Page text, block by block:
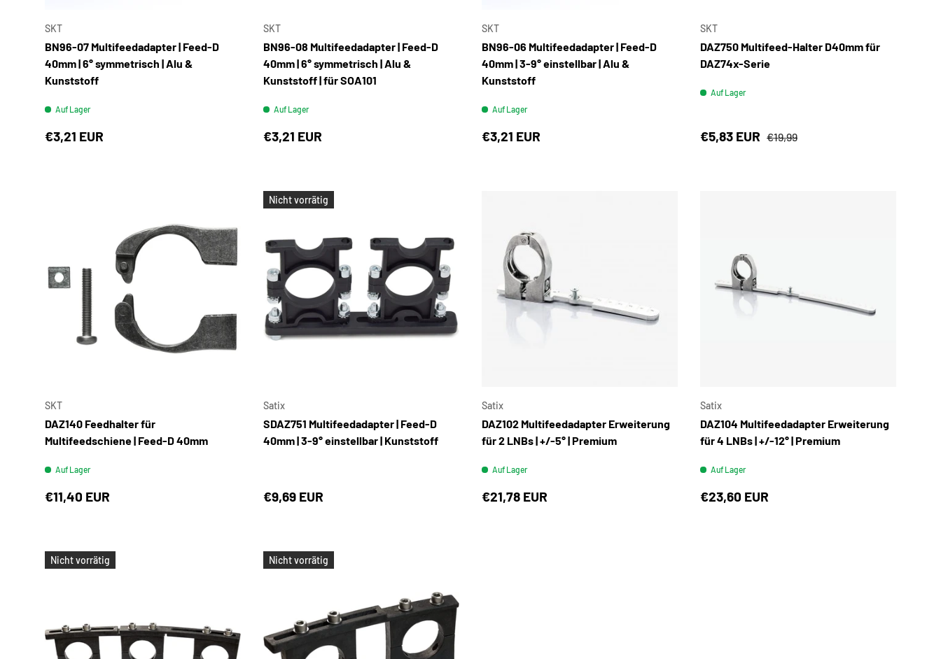
SKT
BN96-07 Multifeedadapter | Feed-D
40mm | 6° symmetrisch | Alu &
Kunststoff
Auf Lager
€3,21 EUR
SKT
BN96-08 Multifeedadapter | Feed-D
40mm | 6° symmetrisch | Alu &
Kunststoff | für SOA101
Auf Lager
€3,21 EUR
SKT
BN96-06 Multifeedadapter | Feed-D
40mm | 3-9° einstellbar | Alu &
Kunststoff
Auf Lager
€3,21 EUR
SKT
DAZ750 Multifeed-Halter D40mm für
DAZ74x-Serie
Auf Lager
€5,83 EUR €19,99
SKT
DAZ140 Feedhalter für
Multifeedschiene | Feed-D 40mm
Auf Lager
€11,40 EUR
Nicht vorrätig
Satix
SDAZ751 Multifeedadapter | Feed-D
40mm | 3-9° einstellbar | Kunststoff
€9,69 EUR
Satix
DAZ102 Multifeedadapter Erweiterung
für 2 LNBs | +/-5° | Premium
Auf Lager
€21,78 EUR
Satix
DAZ104 Multifeedadapter Erweiterung
für 4 LNBs | +/-12° | Premium
Auf Lager
€23,60 EUR
Nicht vorrätig Nicht vorrätig